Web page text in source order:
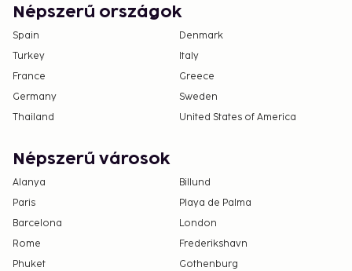
Népszerű országok
Spain
Denmark
Turkey
Italy
France
Greece
Germany
Sweden
Thailand
United States of America
Népszerű városok
Alanya
Billund
Paris
Playa de Palma
Barcelona
London
Rome
Frederikshavn
Phuket
Gothenburg